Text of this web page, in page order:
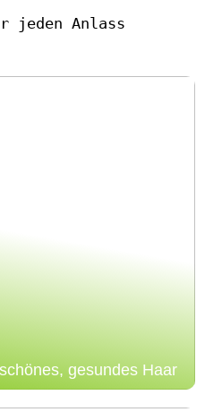
jeden Anlass
gesundes Haar